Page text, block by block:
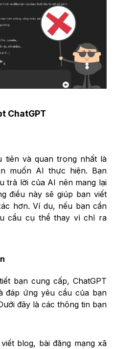
ChatGPT
tiên và quan trọng nhất là
muốn AI thực hiện. Bạn
trả lời của AI nên mang lại
điều này sẽ giúp bạn viết
hơn. Ví dụ, nếu bạn cần
cầu cụ thể thay vì chỉ ra
bạn cung cấp, ChatGPT
đáp ứng yêu cầu của bạn
đây là các thông tin bạn
blog, bài đăng mạng xã